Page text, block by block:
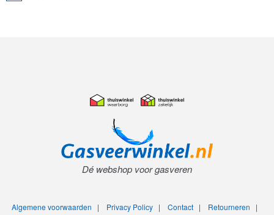
Dé webshop voor gasveren
Algemene voorwaarden | Privacy Policy| Contact| Retourneren |